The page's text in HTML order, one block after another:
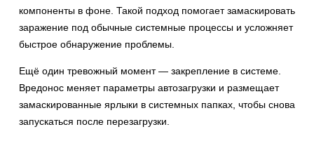
компоненты в фоне. Такой подход помогает замаскировать
заражение под обычные системные процессы и усложняет
быстрое обнаружение проблемы.
Ещё один тревожный момент — закрепление в системе.
Вредонос меняет параметры автозагрузки и размещает
замаскированные ярлыки в системных папках, чтобы снова
запускаться после перезагрузки.